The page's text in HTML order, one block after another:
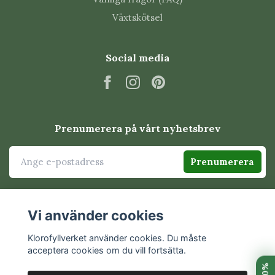
kompakt och välförgrenat växtsätt
god växtkraft och hållbarhet
Därför älskar samlare
miniatyrpelargoner
Miniatyrpelargoner gör det möjligt att odla många olika
växtsätt passar de perfekt på fönsterbrädor, hyllor och
mindre odlingsytor där större pelargoner kan ta över för
mycket plats.
Växtskötsel
Social media
Prenumerera på vårt nyhetsbrev
Prenumerera
Vi använder cookies
Klorofyllverket använder cookies. Du måste
acceptera cookies om du vill fortsätta.